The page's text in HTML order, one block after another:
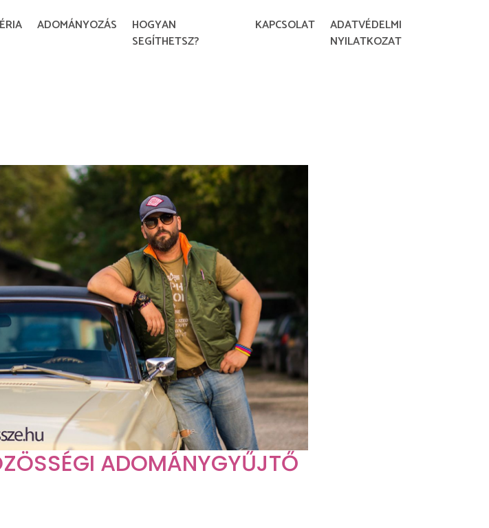
ADOMÁNYOZÁS
HOGYAN
SEGÍTHETSZ?
KAPCSOLAT
ADATVÉDELMI
NYILATKOZAT
ADOMÁNYGYŰJTŐ